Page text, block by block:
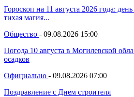
Гороскоп на 11 августа 2026 года:
тихая магия...
Общество - 09.08.2026 15:00
Погода 10 августа в Могилевской
осадков
Официально - 09.08.2026 07:00
Поздравление с Днем строителя